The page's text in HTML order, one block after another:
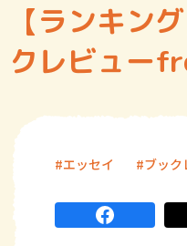
【ランキン
クレビュー
エッセイ ブック